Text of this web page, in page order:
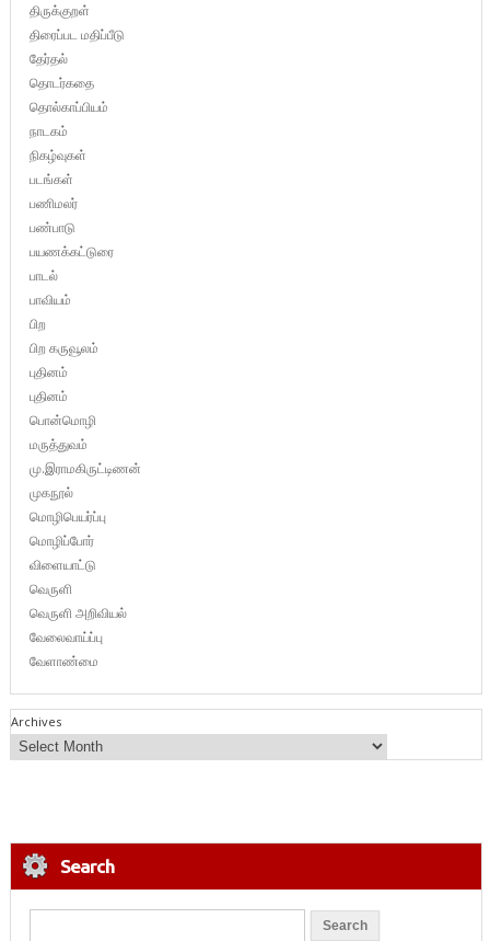
திருக்குறள்
திரைப்பட மதிப்பீடு
தேர்தல்
தொடர்கதை
தொல்காப்பியம்
நாடகம்
நிகழ்வுகள்
படங்கள்
பணிமலர்
பண்பாடு
பயணக்கட்டுரை
பாடல்
பாவியம்
பிற
பிற கருவூலம்
புதினம்
புதினம்
பொன்மொழி
மருத்துவம்
மு.இராமகிருட்டிணன்
முகநூல்
மொழிபெயர்ப்பு
மொழிப்போர்
விளையாட்டு
வெருளி
வெருளி அறிவியல்
வேலைவாய்ப்பு
வேளாண்மை
Archives
Search